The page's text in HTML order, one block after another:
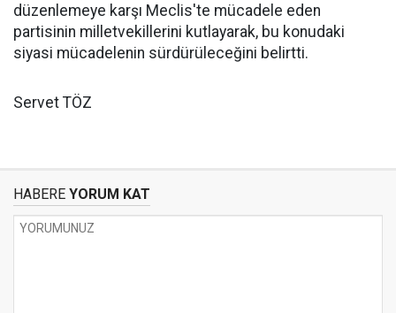
düzenlemeye karşı Meclis'te mücadele eden
partisinin milletvekillerini kutlayarak, bu konudaki
siyasi mücadelenin sürdürüleceğini belirtti.
Servet TÖZ
HABERE YORUM KAT